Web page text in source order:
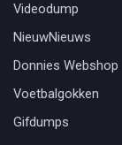
Videodump
NieuwNieuws
Donnies Webshop
Voetbalgokken
Gifdumps